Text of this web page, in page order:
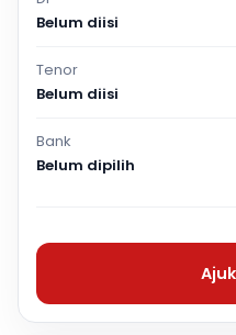
Belum diisi
Tenor
Belum diisi
Bank
Belum dipilih